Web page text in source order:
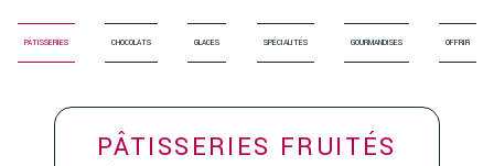
PÂTISSERIES CHOCOLATS GLACES SPÉCIALITÉS GOURMANDISES OFFRIR
PÂTISSERIES FRUITÉS